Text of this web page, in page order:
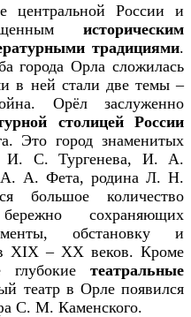
центральной России и
историческим
традициями.
города Орла сложилась
в ней стали две темы –
Орёл заслуженно
столицей России
Это город знаменитых
И. С. Тургенева, И. А.
А. Фета, родина Л. Н.
большое количество
сохраняющих
обстановку и
XIX – XX веков. Кроме
глубокие театральные
театр в Орле появился
С. М. Каменского.